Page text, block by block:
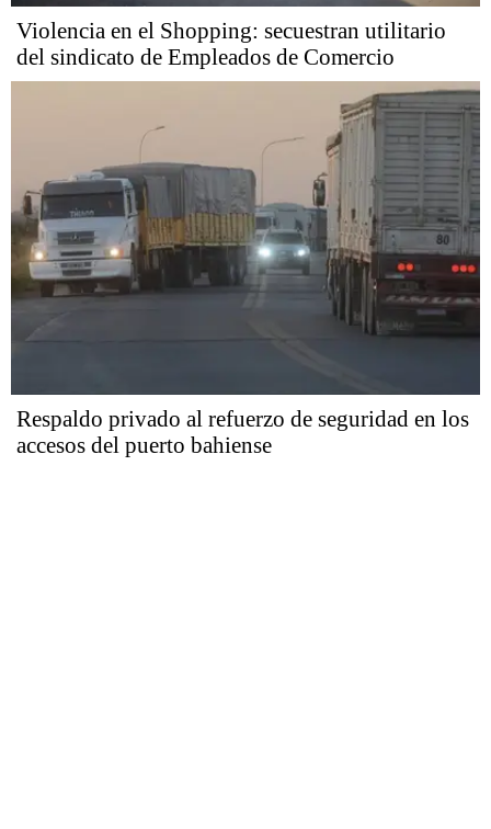
Violencia en el Shopping: secuestran utilitario
del sindicato de Empleados de Comercio
Respaldo privado al refuerzo de seguridad en los
accesos del puerto bahiense